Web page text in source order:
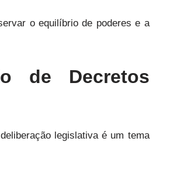
o equilíbrio de poderes e a
de Decretos
legislativa é um tema